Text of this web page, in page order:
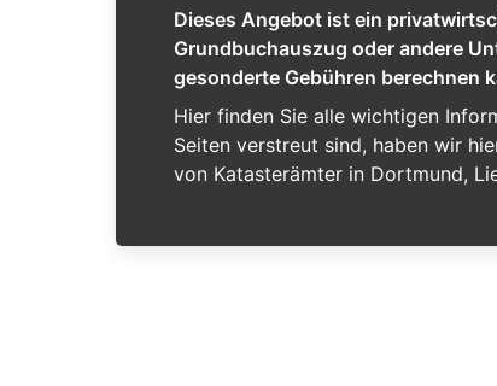
Dieses Angebot ist ein
Grundbuchauszug oder andere
gesonderte Gebühren berechnen
Hier finden Sie alle wichtigen
Seiten verstreut sind, haben wir
von Katasterämter in Dortmund,